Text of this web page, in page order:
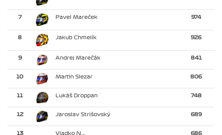
7 Pavel Mareček 974
8 Jakub Chmelík 926
9 Andrej Marečák 841
10 Martin Slezar 806
11 Lukáš Droppan 748
12 Jaroslav Strišovský 689
13 Vladko N... 686